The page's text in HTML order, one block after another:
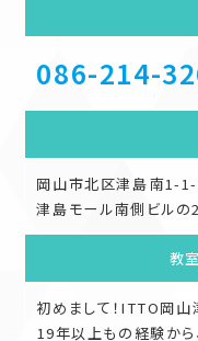
086-214-
岡山市北区津島南1-
津島モール南側ビルの2
教
初めまして！ITTO岡山
19年以上もの経験から